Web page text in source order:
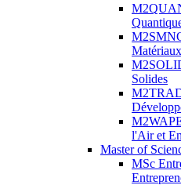
Solides
l'Air et
Master of
MSc